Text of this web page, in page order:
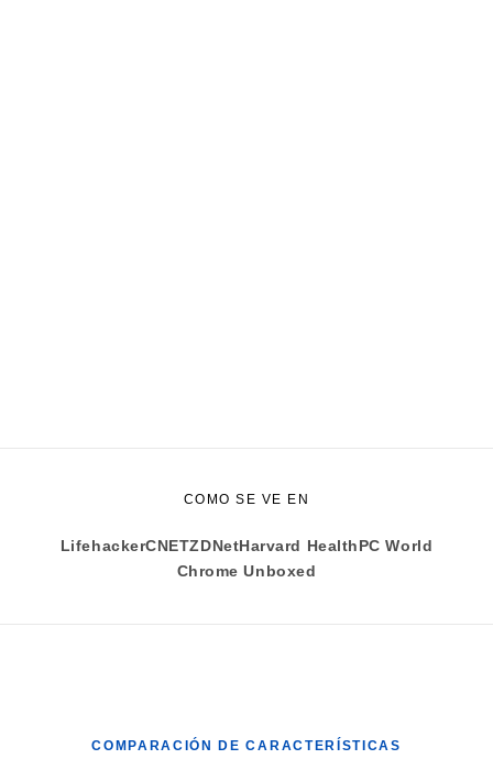
COMO SE VE EN
LifehackerCNETZDNetHarvard Health PC World
Chrome Unboxed
COMPARACIÓN DE CARACTERÍSTICAS